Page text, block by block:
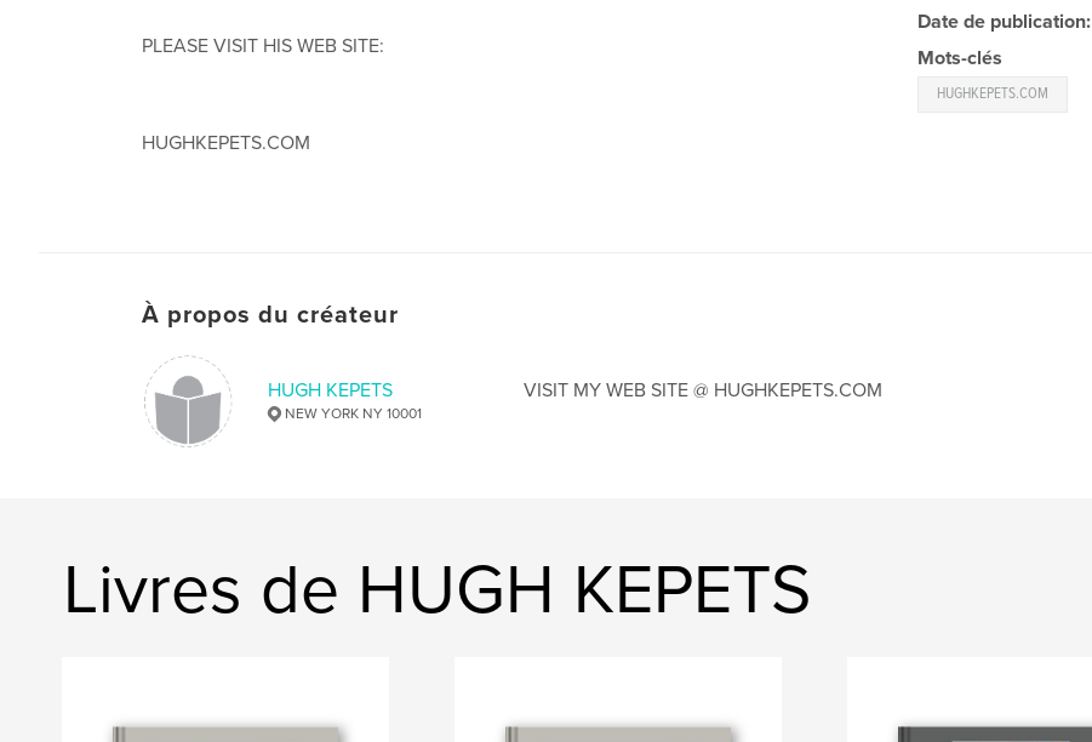
PLEASE VISIT HIS WEB SITE:
HUGHKEPETS.COM
Date de publication:
Mots-clés
HUGHKEPETS.COM
À propos du créateur
HUGH KEPETS
NEW YORK NY 10001
VISIT MY WEB SITE @ HUGHKEPETS.COM
Livres de HUGH KEPETS